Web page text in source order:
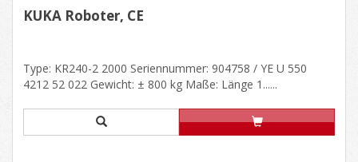
KUKA Roboter, CE
Type: KR240-2 2000 Seriennummer: 904758 / YE U 550
4212 52 022 Gewicht: ± 800 kg Maße: Länge 1......